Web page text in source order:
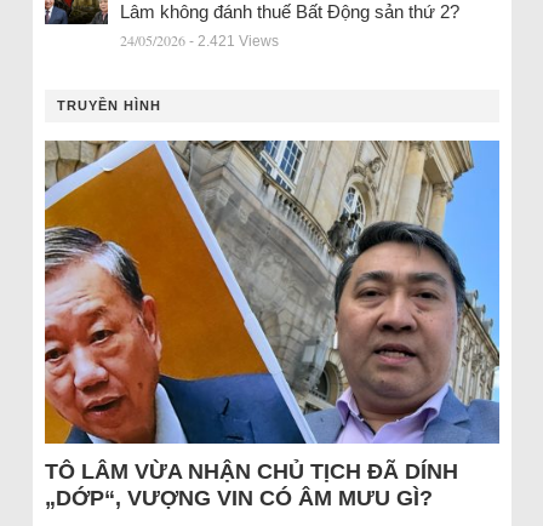
Lâm không đánh thuế Bất Động sản thứ 2?
24/05/2026 - 2.421 Views
TRUYỀN HÌNH
TÔ LÂM VỪA NHẬN CHỦ TỊCH ĐÃ DÍNH
„DỚP“, VƯỢNG VIN CÓ ÂM MƯU GÌ?